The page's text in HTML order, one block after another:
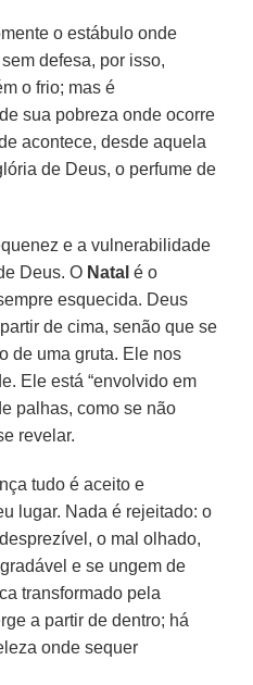
o estábulo onde
defesa, por isso,
o frio; mas é
sua pobreza onde ocorre
acontece, desde aquela
de Deus, o perfume de
e a vulnerabilidade
Deus. O Natal é o
esquecida. Deus
de cima, senão que se
de uma gruta. Ele nos
Ele está “envolvido em
palhas, como se não
revelar.
tudo é aceito e
lugar. Nada é rejeitado: o
o mal olhado,
e se ungem de
transformado pela
a partir de dentro; há
onde sequer